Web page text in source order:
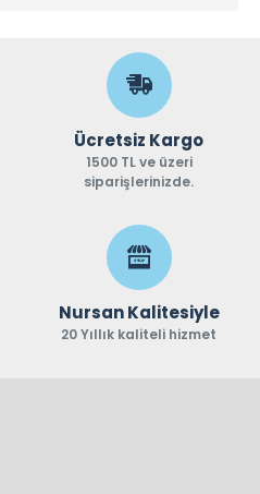
Ücretsiz Kargo
1500 TL ve üzeri
siparişlerinizde.
Nursan Kalitesiyle
20 Yıllık kaliteli hizmet